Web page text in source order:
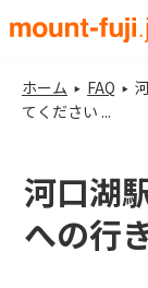
ホーム FAQ
てください ...
河口湖
への行